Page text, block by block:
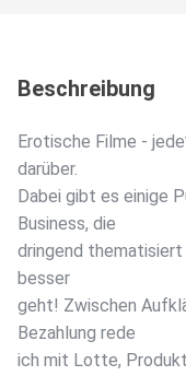
Beschreibung
Erotische Filme -
darüber.
Dabei gibt es einige
Business, die
dringend
besser
geht! Zwischen
Bezahlung rede
ich mit Lotte,